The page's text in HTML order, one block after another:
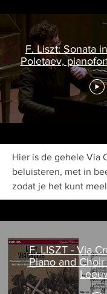
F. Liszt: Sonata
Poletaev,
Hier is de gehele Via
beluisteren, met in
zodat je het kunt
F. LISZT - Via
Piano and